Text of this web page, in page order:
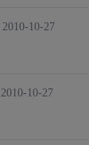
2010-10-27
2010-10-27